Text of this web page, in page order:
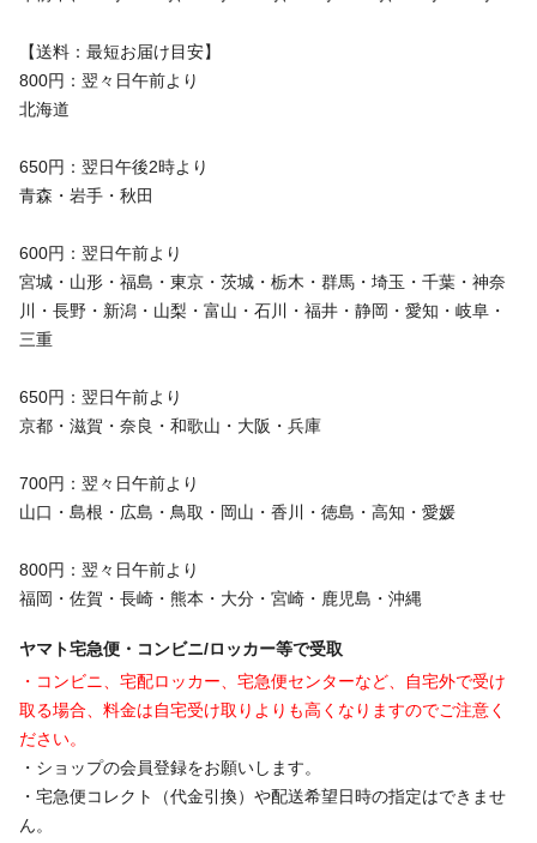
【送料：最短お届け目安】
800円：翌々日午前より
北海道
650円：翌日午後2時より
青森・岩手・秋田
600円：翌日午前より
宮城・山形・福島・東京・茨城・栃木・群馬・埼玉・千葉・神奈
川・長野・新潟・山梨・富山・石川・福井・静岡・愛知・岐阜・
三重
650円：翌日午前より
京都・滋賀・奈良・和歌山・大阪・兵庫
700円：翌々日午前より
山口・島根・広島・鳥取・岡山・香川・徳島・高知・愛媛
800円：翌々日午前より
福岡・佐賀・長崎・熊本・大分・宮崎・鹿児島・沖縄
ヤマト宅急便・コンビニ/ロッカー等で受取
・コンビニ、宅配ロッカー、宅急便センターなど、自宅外で受け
取る場合、料金は自宅受け取りよりも高くなりますのでご注意く
ださい。
・ショップの会員登録をお願いします。
・宅急便コレクト（代金引換）や配送希望日時の指定はできませ
ん。